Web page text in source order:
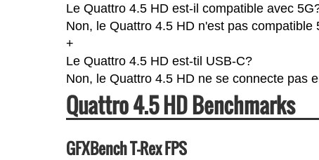
Le Quattro 4.5 HD est-il compatible avec
Non, le Quattro 4.5 HD n'est pas compatible
+
Le Quattro 4.5 HD est-til USB-C?
Non, le Quattro 4.5 HD ne se connecte pas
Quattro 4.5 HD Benchmarks
GFXBench T-Rex FPS